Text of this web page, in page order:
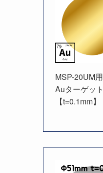
MSP-20UM用
Auターゲット
【t=0.1mm】